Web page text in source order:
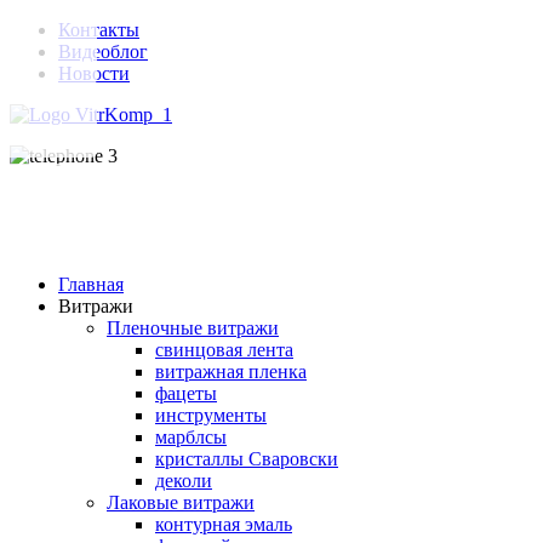
Контакты
Видеоблог
Новости
Главная
Витражи
Пленочные витражи
свинцовая лента
витражная пленка
фацеты
инструменты
марблсы
кристаллы Сваровски
деколи
Лаковые витражи
контурная эмаль